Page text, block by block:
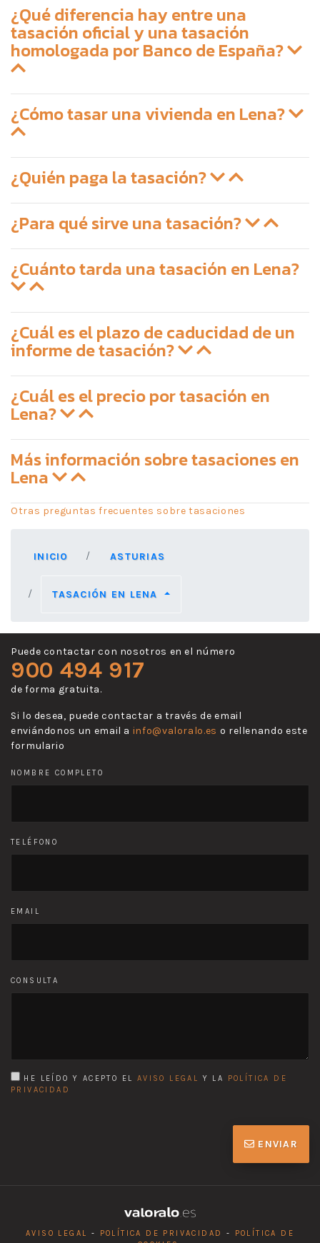
¿Qué diferencia hay entre una
tasación oficial y una tasación
homologada por Banco de España?
¿Cómo tasar una vivienda en Lena?
¿Quién paga la tasación?
¿Para qué sirve una tasación?
¿Cuánto tarda una tasación en Lena?
¿Cuál es el plazo de caducidad de un
informe de tasación?
¿Cuál es el precio por tasación en
Lena?
Más información sobre tasaciones en
Lena
Otras preguntas frecuentes sobre tasaciones
INICIO ASTURIAS
TASACIÓN EN LENA
Puede contactar con nosotros en el número
900 494 917
de forma gratuita.
Si lo desea, puede contactar a través de email
enviándonos un email a info@valoralo.es o rellenando este
formulario
NOMBRE COMPLETO
TELÉFONO
EMAIL
CONSULTA
HE LEÍDO Y ACEPTO EL AVISO LEGAL Y LA
POLÍTICA DE
PRIVACIDAD
ENVIAR
AVISO LEGAL - POLÍTICA DE PRIVACIDAD -
POLÍTICA DE